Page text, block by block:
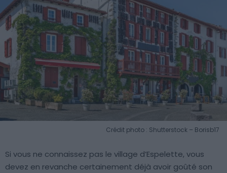
Crédit photo : Shutterstock – Borisb17
Si vous ne connaissez pas le village d’Espelette, vous
devez en revanche certainement déjà avoir goûté son